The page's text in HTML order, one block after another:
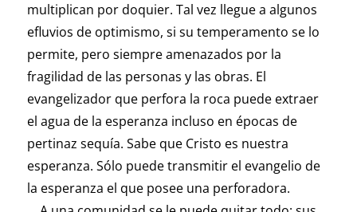
multiplican por doquier. Tal vez llegue a algunos
efluvios de optimismo, si su temperamento se lo
permite, pero siempre amenazados por la
fragilidad de las personas y las obras. El
evangelizador que perfora la roca puede extraer
el agua de la esperanza incluso en épocas de
pertinaz sequía. Sabe que Cristo es nuestra
esperanza. Sólo puede transmitir el evangelio de
la esperanza el que posee una perforadora.